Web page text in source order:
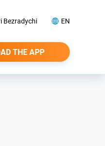
Bezradychi EN
THE APP